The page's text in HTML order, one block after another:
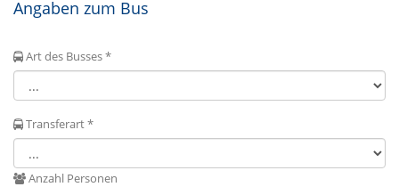
Angaben zum Bus
Art des Busses *
Transferart *
Anzahl Personen